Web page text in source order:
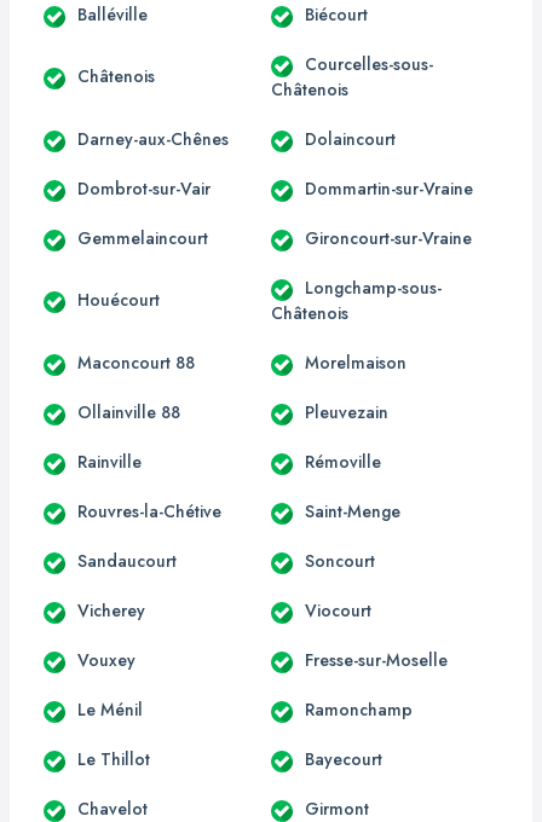
Balléville Biécourt
Châtenois
Courcelles-sous-
Châtenois
Darney-aux-Chênes Dolaincourt
Dombrot-sur-Vair Dommartin-sur-Vraine
Gemmelaincourt Gironcourt-sur-Vraine
Houécourt
Longchamp-sous-
Châtenois
Maconcourt 88 Morelmaison
Ollainville 88 Pleuvezain
Rainville Rémoville
Rouvres-la-Chétive Saint-Menge
Sandaucourt Soncourt
Vicherey Viocourt
Vouxey Fresse-sur-Moselle
Le Ménil Ramonchamp
Le Thillot Bayecourt
Chavelot Girmont